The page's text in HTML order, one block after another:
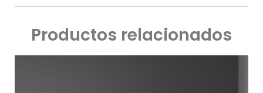
Productos relacionados